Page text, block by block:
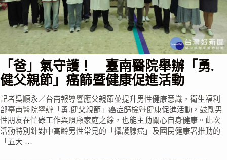
「爸」氣守護！ 臺南醫院舉辦「勇.
健父親節」癌篩暨健康促進活動
記者吳順永／台南報導響應父親節並提升男性健康意識，衛生福利
部臺南醫院舉辦「勇.健父親節」癌症篩檢暨健康促進活動，鼓勵男
性朋友在忙碌工作與照顧家庭之餘，也能主動關心自身健康。此次
活動特別針對中高齡男性常見的「攝護腺癌」及國民健康署推動的
「五大 …